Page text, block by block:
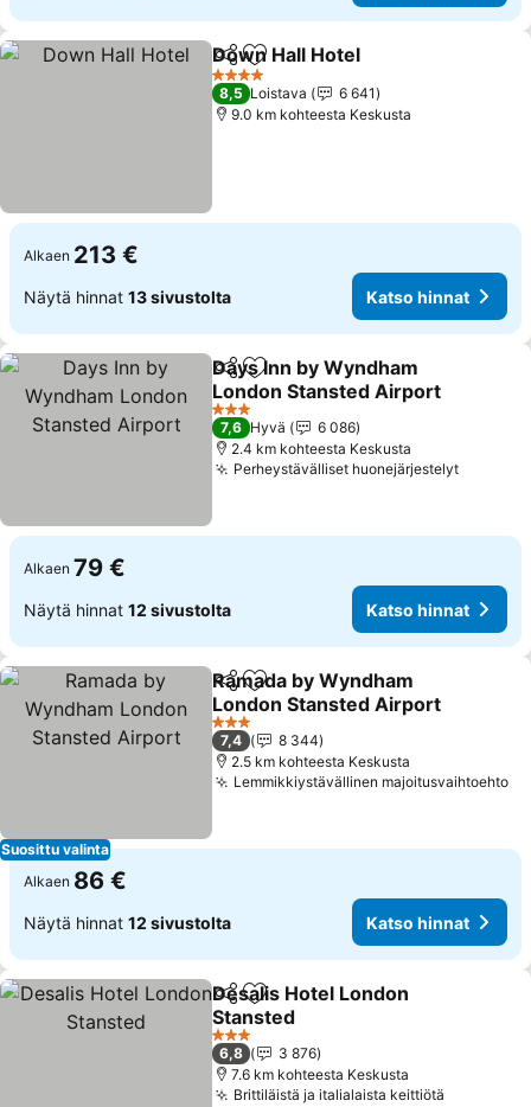
Jaa Lisää suosikkeihin
Down Hall Hotel
4 Tähtiluokitus
8,5 Loistava
6 641
9.0 km kohteesta Keskusta
Alkaen 213 €
Näytä hinnat 13 sivustolta Katso hinnat
Jaa Lisää suosikkeihin
Days Inn by Wyndham
London Stansted Airport
3 Tähtiluokitus
7,6 Hyvä
6 086
2.4 km kohteesta Keskusta
Perheystävälliset huonejärjestelyt
Alkaen 79 €
Näytä hinnat 12 sivustolta Katso hinnat
Suosittu valinta
Jaa Lisää suosikkeihin
Ramada by Wyndham
London Stansted Airport
3 Tähtiluokitus
7,4
8 344
2.5 km kohteesta Keskusta
Lemmikkiystävällinen majoitusvaihtoehto
Alkaen 86 €
Näytä hinnat 12 sivustolta Katso hinnat
Jaa Lisää suosikkeihin
Desalis Hotel London
Stansted
3 Tähtiluokitus
6,8
3 876
7.6 km kohteesta Keskusta
Brittiläistä ja italialaista keittiötä